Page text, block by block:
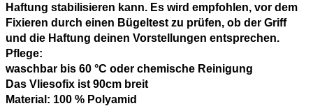
Haftung stabilisieren kann. Es wird empfohlen, vor dem
Fixieren durch einen Bügeltest zu prüfen, ob der Griff
und die Haftung deinen Vorstellungen entsprechen.
Pflege:
waschbar bis 60 °C oder chemische Reinigung
Das Vliesofix ist 90cm breit
Material: 100 % Polyamid